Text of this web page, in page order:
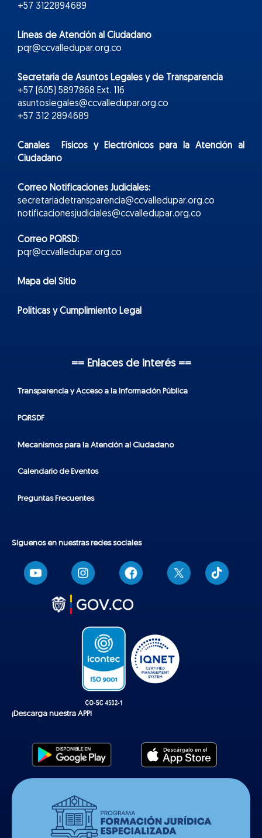
+57 3122894689
Líneas de Atención al Ciudadano
pqr@ccvalledupar.org.co
Secretaría de Asuntos Legales y de Transparencia
+57 (605) 5897868 Ext. 116
asuntoslegales@ccvalledupar.org.co
+57 312 2894689
Canales Físicos yElectrónicospara la Atención al
Ciudadano
Correo Notificaciones Judiciales:
secretariadetransparencia@ccvalledupar.org.co
notificacionesjudiciales@ccvalledupar.org.co
Correo PQRSD:
pqr@ccvalledupar.org.co
Mapa del Sitio
Políticas y Cumplimiento Legal
== Enlaces de interés ==
Transparencia y Acceso a la Información Pública
PQRSDF
Mecanismos para la Atención al Ciudadano
Calendario de Eventos
Preguntas Frecuentes
Síguenos en nuestras redes sociales
T
i
k
¡Descarga nuestra APP!